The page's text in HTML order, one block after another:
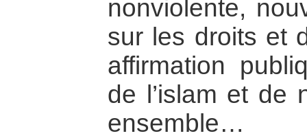
nonviolente,
sur les droits et
affirmation
de l’islam et de
ensemble…